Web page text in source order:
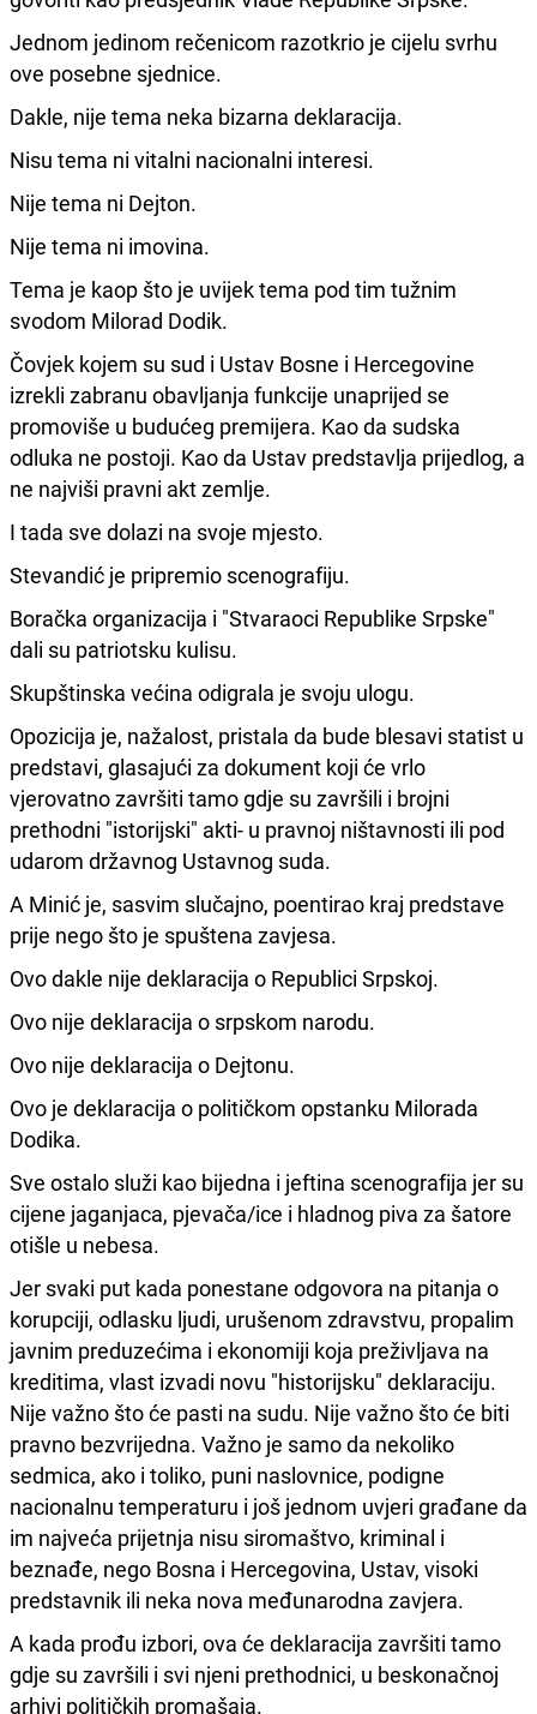
Jednom jedinom rečenicom razotkrio je cijelu svrhu
ove posebne sjednice.
Dakle, nije tema neka bizarna deklaracija.
Nisu tema ni vitalni nacionalni interesi.
Nije tema ni Dejton.
Nije tema ni imovina.
Tema je kaop što je uvijek tema pod tim tužnim
svodom Milorad Dodik.
Čovjek kojem su sud i Ustav Bosne i Hercegovine
izrekli zabranu obavljanja funkcije unaprijed se
promoviše u budućeg premijera. Kao da sudska
odluka ne postoji. Kao da Ustav predstavlja prijedlog, a
ne najviši pravni akt zemlje.
I tada sve dolazi na svoje mjesto.
Stevandić je pripremio scenografiju.
Boračka organizacija i "Stvaraoci Republike Srpske"
dali su patriotsku kulisu.
Skupštinska većina odigrala je svoju ulogu.
Opozicija je, nažalost, pristala da bude blesavi statist u
predstavi, glasajući za dokument koji će vrlo
vjerovatno završiti tamo gdje su završili i brojni
prethodni "istorijski" akti- u pravnoj ništavnosti ili pod
udarom državnog Ustavnog suda.
A Minić je, sasvim slučajno, poentirao kraj predstave
prije nego što je spuštena zavjesa.
Ovo dakle nije deklaracija o Republici Srpskoj.
Ovo nije deklaracija o srpskom narodu.
Ovo nije deklaracija o Dejtonu.
Ovo je deklaracija o političkom opstanku Milorada
Dodika.
Sve ostalo služi kao bijedna i jeftina scenografija jer su
cijene jaganjaca, pjevača/ice i hladnog piva za šatore
otišle u nebesa.
Jer svaki put kada ponestane odgovora na pitanja o
korupciji, odlasku ljudi, urušenom zdravstvu, propalim
javnim preduzećima i ekonomiji koja preživljava na
kreditima, vlast izvadi novu "historijsku" deklaraciju.
Nije važno što će pasti na sudu. Nije važno što će biti
pravno bezvrijedna. Važno je samo da nekoliko
sedmica, ako i toliko, puni naslovnice, podigne
nacionalnu temperaturu i još jednom uvjeri građane da
im najveća prijetnja nisu siromaštvo, kriminal i
beznađe, nego Bosna i Hercegovina, Ustav, visoki
predstavnik ili neka nova međunarodna zavjera.
A kada prođu izbori, ova će deklaracija završiti tamo
gdje su završili i svi njeni prethodnici, u beskonačnoj
arhivi političkih promašaja.